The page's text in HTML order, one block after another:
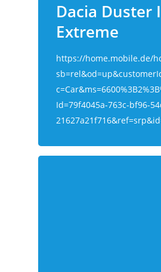
Dacia Duster
Extreme
https://home.mobile.de/
Id=79f4045a-763c-bf96-